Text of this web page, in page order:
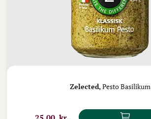
Zelected,Pesto Basilikum